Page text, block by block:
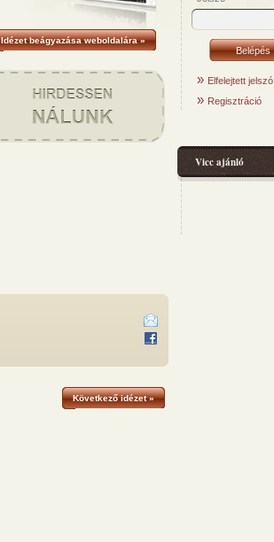
Idézet beágyazása weboldalára »
Következő idézet »
» Elfelejtett jelszó
» Regisztráció
Vicc ajánló